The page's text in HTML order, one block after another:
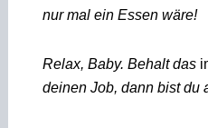
nur mal ein Essen wäre!
Relax, Baby. Behalt das
deinen Job, dann bist du